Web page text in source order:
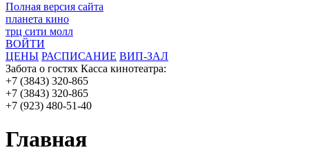
Полная версия сайта
планета кино
трц сити молл
ВОЙТИ
ЦЕНЫ РАСПИСАНИЕ ВИП-ЗАЛ
Забота о гостях Касса кинотеатра:
+7 (3843) 320-865
+7 (3843) 320-865
+7 (923) 480-51-40
Главная